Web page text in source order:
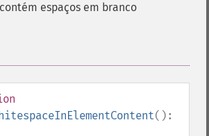
espaços em branco
():